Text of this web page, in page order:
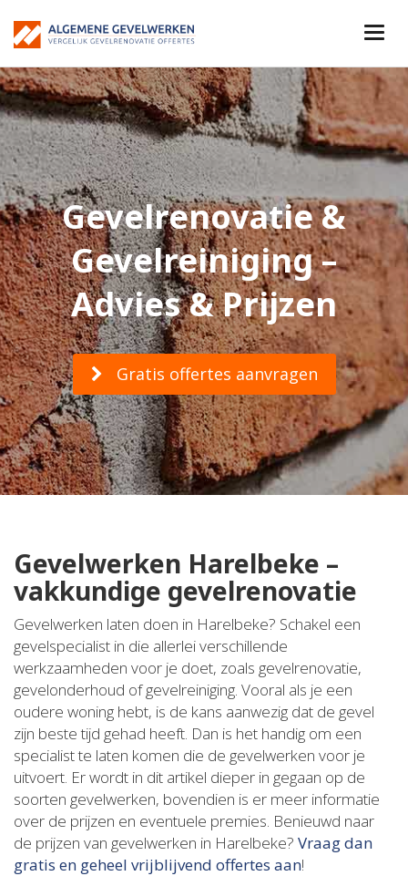
Gevelrenovatie &
Gevelreiniging –
Advies & Prijzen
Gratis offertes aanvragen
Gevelwerken Harelbeke –
vakkundige gevelrenovatie
Gevelwerken laten doen in Harelbeke? Schakel een
gevelspecialist in die allerlei verschillende
werkzaamheden voor je doet, zoals gevelrenovatie,
gevelonderhoud of gevelreiniging. Vooral als je een
oudere woning hebt, is de kans aanwezig dat de gevel
zijn beste tijd gehad heeft. Dan is het handig om een
specialist te laten komen die de gevelwerken voor je
uitvoert. Er wordt in dit artikel dieper in gegaan op de
soorten gevelwerken, bovendien is er meer informatie
over de prijzen en eventuele premies. Benieuwd naar
de prijzen van gevelwerken in Harelbeke? Vraag dan
gratis en geheel vrijblijvend offertes aan!